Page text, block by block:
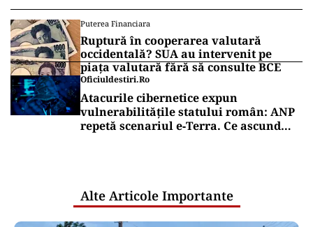
Puterea Financiara
Ruptură în cooperarea valutară
occidentală? SUA au intervenit pe
piața valutară fără să consulte BCE
Oficiuldestiri.ro
Atacurile cibernetice expun
vulnerabilitățile statului român: ANP
repetă scenariul e‑Terra. Ce ascund
Alte Articole Importante